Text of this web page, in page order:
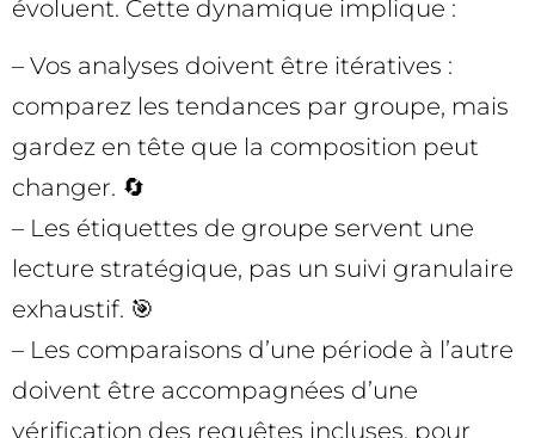
évoluent. Cette dynamique implique :
– Vos analyses doivent être itératives :
comparez les tendances par groupe, mais
gardez en tête que la composition peut
changer. 🔄
– Les étiquettes de groupe servent une
lecture stratégique, pas un suivi granulaire
exhaustif. 🎯
– Les comparaisons d’une période à l’autre
doivent être accompagnées d’une
vérification des requêtes incluses, pour